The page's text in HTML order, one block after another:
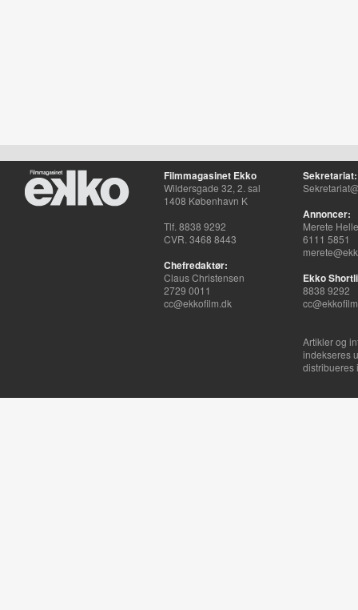
Filmmagasinet Ekko
Wildersgade 32, 2. sal
1408 København K
Tlf. 8838 9292
CVR. 3468 8443
Chefredaktør:
Claus Christensen
2729 0011
cc@ekkofilm.dk
Sekretariat:
Annoncer:
Merete
6111 5851
Ekko
8838 9292
Artikler og
indekseres
distribueres